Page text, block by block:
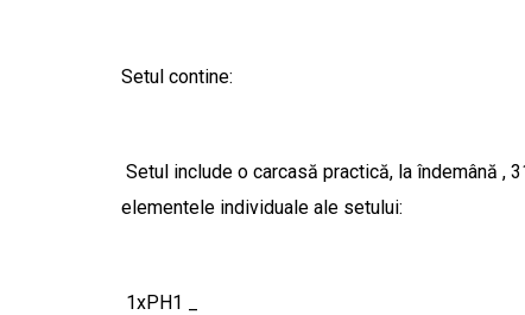
Setul contine:
Setul include o carcasă practică, la îndemână ,
elementele individuale ale setului:
1xPH1 _